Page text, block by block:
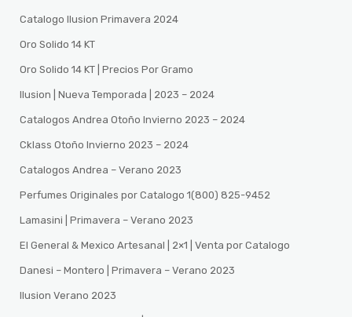
Catalogo Ilusion Primavera 2024
Oro Solido 14 KT
Oro Solido 14 KT | Precios Por Gramo
Ilusion | Nueva Temporada | 2023 – 2024
Catalogos Andrea Otoño Invierno 2023 – 2024
Cklass Otoño Invierno 2023 – 2024
Catalogos Andrea – Verano 2023
Perfumes Originales por Catalogo 1(800) 825-9452
Lamasini | Primavera – Verano 2023
El General & Mexico Artesanal | 2×1 | Venta por Catalogo
Danesi – Montero | Primavera – Verano 2023
Ilusion Verano 2023